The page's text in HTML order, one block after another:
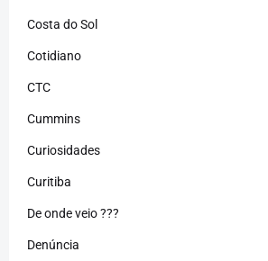
Costa do Sol
Cotidiano
CTC
Cummins
Curiosidades
Curitiba
De onde veio ???
Denúncia